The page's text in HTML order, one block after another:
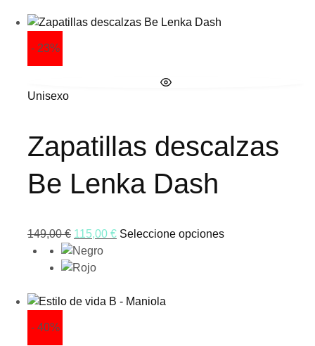
- 23%
Unisexo
Zapatillas descalzas
Be Lenka Dash
149,00€ 115,00 € Seleccione opciones
- 40%